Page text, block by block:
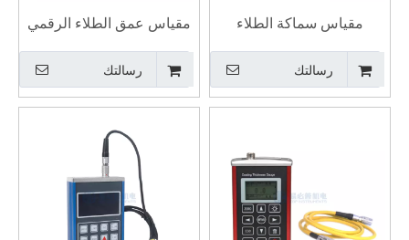
مقياس سماكة الطلاء
الرقمي لقياس سماكة الطلاء
رسالتك
مقياس عمق الطلاء الرقمي
جهاز اختبار سمك طلاء الفيلم
الجاف
رسالتك